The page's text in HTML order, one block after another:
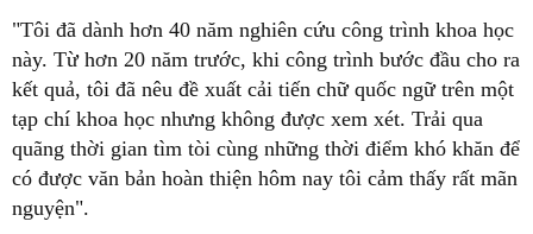
"Tôi đã dành hơn 40 năm nghiên cứu công trình khoa học
này. Từ hơn 20 năm trước, khi công trình bước đầu cho ra
kết quả, tôi đã nêu đề xuất cải tiến chữ quốc ngữ trên một
tạp chí khoa học nhưng không được xem xét. Trải qua
quãng thời gian tìm tòi cùng những thời điểm khó khăn để
có được văn bản hoàn thiện hôm nay tôi cảm thấy rất mãn
nguyện".